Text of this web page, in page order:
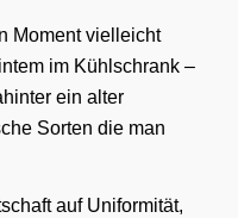
Moment vielleicht
im Kühlschrank –
ein alter
Sorten die man
auf Uniformität,